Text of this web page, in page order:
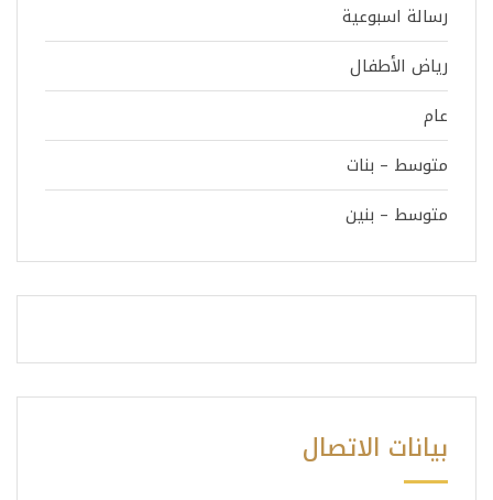
رسالة اسبوعية
رياض الأطفال
عام
متوسط – بنات
متوسط – بنين
بيانات الاتصال